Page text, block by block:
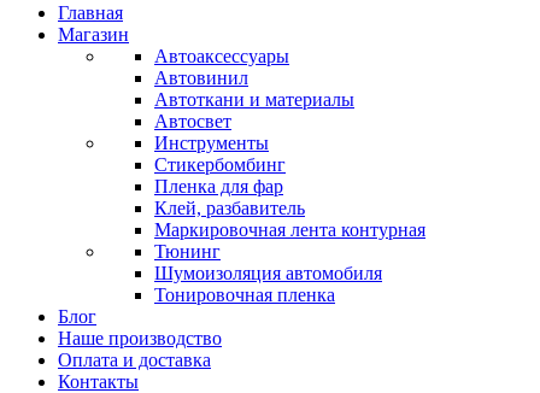
Главная
Магазин
Автоаксессуары
Автовинил
Автоткани и материалы
Автосвет
Инструменты
Стикербомбинг
Пленка для фар
Клей, разбавитель
Маркировочная лента контурная
Тюнинг
Шумоизоляция автомобиля
Тонировочная пленка
Блог
Наше производство
Оплата и доставка
Контакты